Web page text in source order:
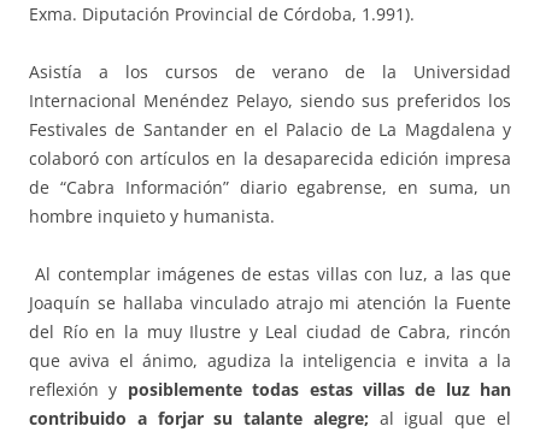
Exma. Diputación Provincial de Córdoba, 1.991).
Asistía a los cursos de verano de la Universidad
Internacional Menéndez Pelayo, siendo sus preferidos los
Festivales de Santander en el Palacio de La Magdalena y
colaboró con artículos en la desaparecida edición impresa
de “Cabra Información” diario egabrense, en suma, un
hombre inquieto y humanista.
Al contemplar imágenes de estas villas con luz, a las que
Joaquín se hallaba vinculado atrajo mi atención la Fuente
del Río en la muy Ilustre y Leal ciudad de Cabra, rincón
que aviva el ánimo, agudiza la inteligencia e invita a la
reflexión y posiblemente todas estas villas de luz han
contribuido a forjar su talante alegre; al igual que el